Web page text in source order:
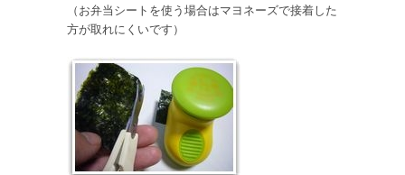
（お弁当シートを使う場合はマヨネーズで接着した
方が取れにくいです）